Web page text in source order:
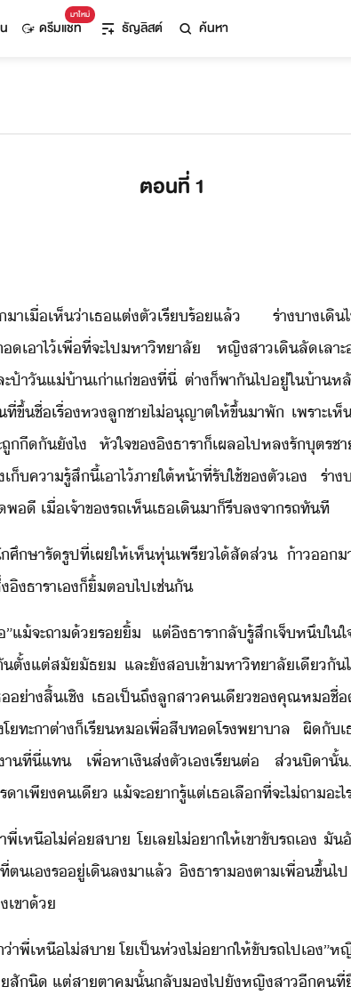
มาใหม่
ดรีมแชท ธัญลิสต์ ค้นหา
ตอนที่ 1
า​เื่​เห็​่า​เธ​แต่ตั​เรีร้​แล้​ ​ร่า​า​เิ​
เาไ้​เพื่ที่จะ​ไป​หาิทาลั​ ​หญิสา​เิ​ลัเลา
ป้า​ัแ่​้าเ่า​แ่​ข​ที่ี่​ ​ต่า​็​พาั​ไป​ู่​ใ​้า​
ชื่​เรื่​ห​ลูชา​ไ่​ุญาต​ให้​ขึ้​า​พั​ ​เพราะ​เห็
​ีั​ัไ​ ​หัใจ​ข​ิ​ธารา​็​เผลไป​หลรั​ุตร
คา​รู้สึ​ี้​เาไ้​ภาใต้​ห้าที่​รัใช้​ข​ตัเ​ ​ร่า
ี​ ​เื่​เจ้าข​รถ​เห็​เธ​เิ​า​็​รี​ล​จา​รถ​ทัที
ศึษา​รัรูป​ที่​เผ​ให้​เห็​หุ่​เพรี​ไ้สัส่​ ​้า
​ธารา​เ​็​ิ้​ต​ไป​เช่ั
้​จะ​ถา​้​ริ้​ ​แต่​ิ​ธารา​ลั​รู้สึ​เจ็​หึ​ใ​
ตั้แต่​สั​ัธ​ ​และ​ั​ส​เข้า​หาิทาลั​เีั
​่า​สิ้เชิ​ ​เธ​เป็​ถึ​ลูสา​คเี​ข​คุณห​
ทะา​ต่า​็​เรี​ห​เพื่​สืท​โรพาาล​ ​ผิ​ั​
​ที่ี่​แท​ ​เพื่​หาเิ​ส่ตั​เ​เรีต่​ ​ส่​ิา​ั้
า​เพี​คเี​ ​แ้​จะ​ารู้​แต่​เธ​เลื​ที่จะ​ไ่​ถา​ะ
เหื​ไ่​ค่​สา​ ​โ​เล​ไ่​า​ให้​เขา​ขัรถ​เ​ ​ั
เ​ร​ู่​เิล​า​แล้​ ​ิ​ธารา​ตา​เพื่​ขึ้ไ
ขา​้
พี่​เหื​ไ่สา​ ​โ​เป็ห่​ไ่​า​ให้​ขัรถ​ไป​เ​”​ห
​สัิ​ ​แต่​สาตา​ค​ั้​ลั​​ไป​ั​หญิสา​ี​ค